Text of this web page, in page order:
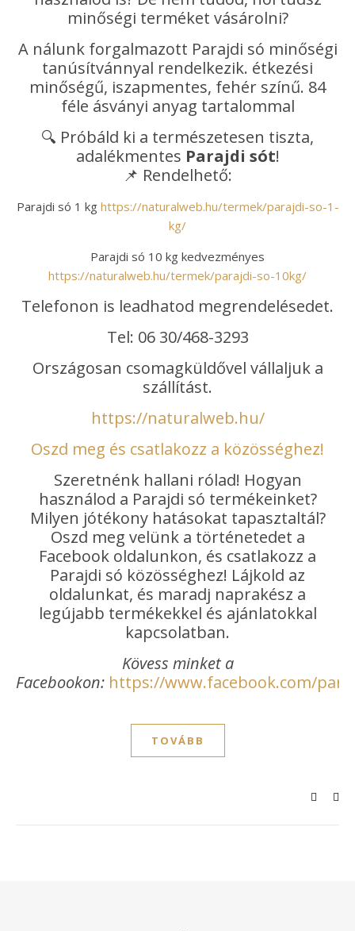
minőségi terméket vásárolni?
A nálunk forgalmazott Parajdi só minőségi
tanúsítvánnyal rendelkezik. étkezési
minőségű, iszapmentes, fehér színű. 84
féle ásványi anyag tartalommal
🔍 Próbáld ki a természetesen tiszta,
adalékmentes Parajdi sót!
📌 Rendelhető:
Parajdi só 1 kg https://naturalweb.hu/termek/parajdi-so-1-
kg/
Parajdi só 10 kg kedvezményes
https://naturalweb.hu/termek/parajdi-so-10kg/
Telefonon is leadhatod megrendelésedet.
Tel: 06 30/468-3293
Országosan csomagküldővel vállaljuk a
szállítást.
https://naturalweb.hu/
Oszd meg és csatlakozz a közösséghez!
Szeretnénk hallani rólad! Hogyan
használod a Parajdi só termékeinket?
Milyen jótékony hatásokat tapasztaltál?
Oszd meg velünk a történetedet a
Facebook oldalunkon, és csatlakozz a
Parajdi só közösséghez! Lájkold az
oldalunkat, és maradj naprakész a
legújabb termékekkel és ajánlatokkal
kapcsolatban.
Kövess minket a
Facebookon: https://www.facebook.com/
TOVÁBB